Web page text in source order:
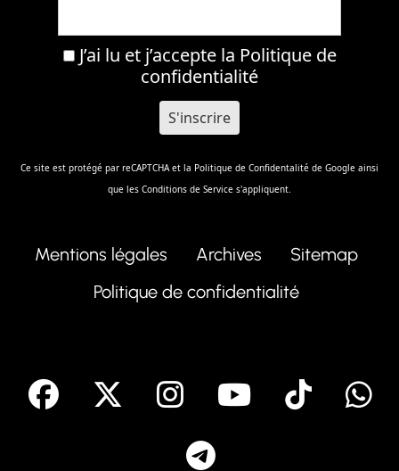
J’ai lu et j’accepte la Politique de
confidentialité
Ce site est protégé par reCAPTCHA et la Politique de Confidentalité de Google ainsi
que les Conditions de Service s'appliquent.
Mentions légales Archives
Sitemap
Politique de confidentialité
facebook Instagram
Youtube
Tik